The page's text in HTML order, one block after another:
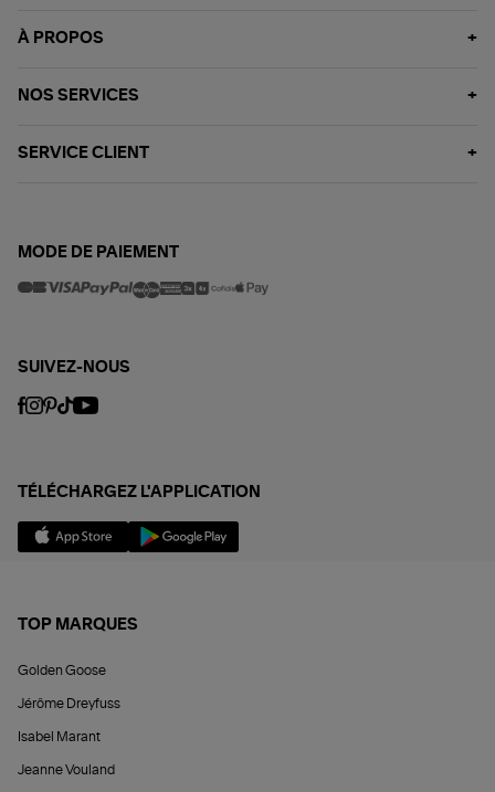
À PROPOS
NOS SERVICES
SERVICE CLIENT
MODE DE PAIEMENT
SUIVEZ-NOUS
TÉLÉCHARGEZ L'APPLICATION
TOP MARQUES
Golden Goose
Jérôme Dreyfuss
Isabel Marant
Jeanne Vouland